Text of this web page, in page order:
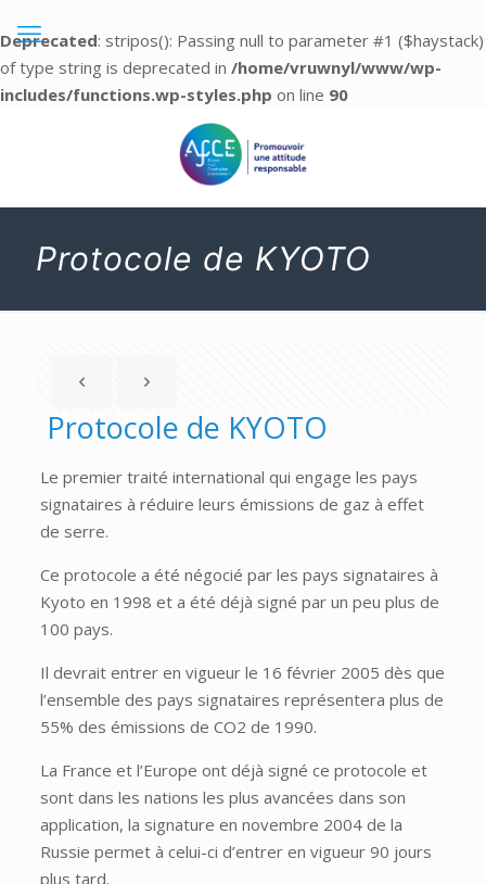
Deprecated: stripos(): Passing null to parameter #1 ($haystack)
of type string is deprecated in /home/vruwnyl/www/wp-
includes/functions.wp-styles.php on line 90
Protocole de KYOTO
Protocole de KYOTO
Le premier traité international qui engage les pays
signataires à réduire leurs émissions de gaz à effet
de serre.
Ce protocole a été négocié par les pays signataires à
Kyoto en 1998 et a été déjà signé par un peu plus de
100 pays.
Il devrait entrer en vigueur le 16 février 2005 dès que
l’ensemble des pays signataires représentera plus de
55% des émissions de CO2 de 1990.
La France et l’Europe ont déjà signé ce protocole et
sont dans les nations les plus avancées dans son
application, la signature en novembre 2004 de la
Russie permet à celui-ci d’entrer en vigueur 90 jours
plus tard.